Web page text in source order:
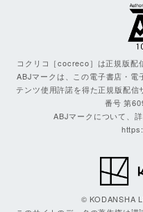
コクリコ［cocreco］は正規版配
ABJマークは、この電子書店・電
テンツ使用許諾を得た正規版配
番号 第
ABJマークについて、
© KODANSHA